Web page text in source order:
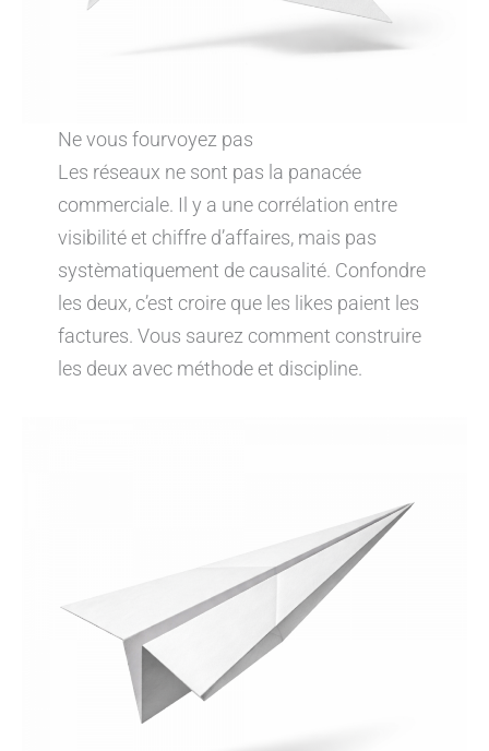
Ne vous fourvoyez pas
Les réseaux ne sont pas la panacée
commerciale. Il y a une corrélation entre
visibilité et chiffre d’affaires, mais pas
systèmatiquement de causalité. Confondre
les deux, c’est croire que les likes paient les
factures. Vous saurez comment construire
les deux avec méthode et discipline.